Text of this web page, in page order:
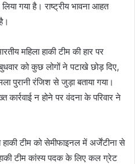
गया है। राष्ट्रीय भावना आहत
महिला हाकी टीम की हार पर
को कुछ लोगों ने पटाखे छोड़ दिए,
पुरानी रंजिश से जुड़ा बताया गया।
न होने पर वंदना के परिवार ने
हाकी टीम को सेमीफाइनल में अर्जेंटीना से
टीम कांस्य पदक के लिए कल ग्रेट